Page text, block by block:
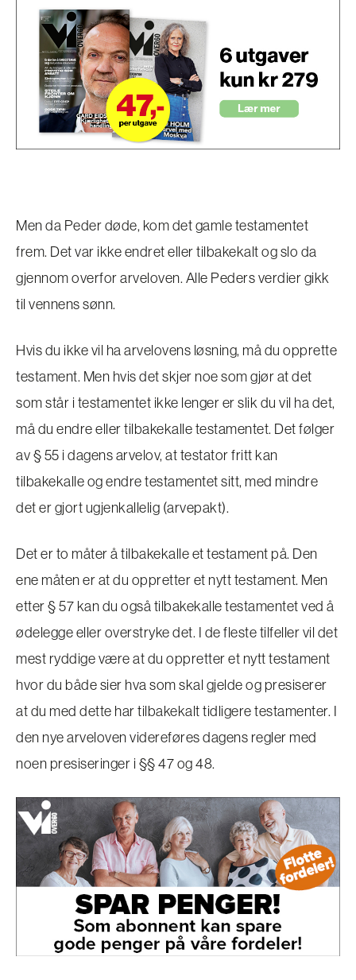
Men da Peder døde, kom det gamle testamentet
frem. Det var ikke endret eller tilbakekalt og slo da
gjennom overfor arveloven. Alle Peders verdier gikk
til vennens sønn.
Hvis du ikke vil ha arvelovens løsning, må du opprette
testament. Men hvis det skjer noe som gjør at det
som står i testamentet ikke lenger er slik du vil ha det,
må du endre eller tilbakekalle testamentet. Det følger
av § 55 i dagens arvelov, at testator fritt kan
tilbakekalle og endre testamentet sitt, med mindre
det er gjort ugjenkallelig (arvepakt).
Det er to måter å tilbakekalle et testament på. Den
ene måten er at du oppretter et nytt testament. Men
etter § 57 kan du også tilbakekalle testamentet ved å
ødelegge eller overstryke det. I de fleste tilfeller vil det
mest ryddige være at du oppretter et nytt testament
hvor du både sier hva som skal gjelde og presiserer
at du med dette har tilbakekalt tidligere testamenter. I
den nye arveloven videreføres dagens regler med
noen presiseringer i §§ 47 og 48.